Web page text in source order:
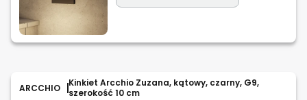
ARCCHIO
Kinkiet Arcchio Zuzana, kątowy, czarny, G9,
szerokość 10 cm